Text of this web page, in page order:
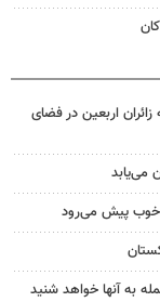
اربعین در فضای
می‌یابد
خوب پیش می‌رود
به آنها خواهد شنید